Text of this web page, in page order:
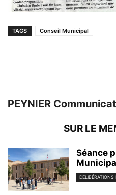
TAGS Conseil Municipal
PEYNIER
SUR LE
Séance